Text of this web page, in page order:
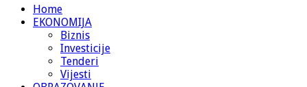
Home
EKONOMIJA
Biznis
Investicije
Tenderi
Vijesti